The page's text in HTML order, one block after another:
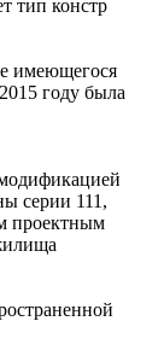
тип констр
имеющегося
году была
серии 111,
проектным